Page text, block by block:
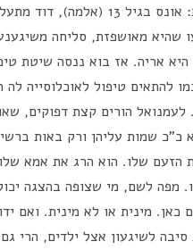
זה אפילו ביותר שטנצ'ים. רוצים עוד
שהיא מאושפזת, סליחה
אריה. אז בוא ננסה שיטת
להתאים טיפול לאוכלוסייה
לעמנואל הורים קצת דפוקים,
שמות עליהן ורק באות
הזעם שלו. הוא הרג את אמא
מפה לשם, מי שצופה בהצגה
מינית או לא מינית. ואם
סיבה לשיגעון אצל ילדים, הרי